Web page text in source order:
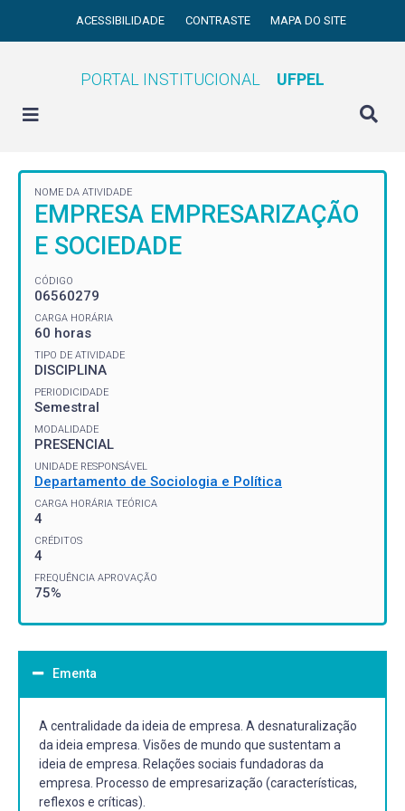
ACESSIBILIDADE CONTRASTE MAPA DO SITE
PORTAL INSTITUCIONAL UFPEL
NOME DA ATIVIDADE
EMPRESA EMPRESARIZAÇÃO
E SOCIEDADE
CÓDIGO
06560279
CARGA HORÁRIA
60 horas
TIPO DE ATIVIDADE
DISCIPLINA
PERIODICIDADE
Semestral
MODALIDADE
PRESENCIAL
UNIDADE RESPONSÁVEL
Departamento de Sociologia e Política
CARGA HORÁRIA TEÓRICA
4
CRÉDITOS
4
FREQUÊNCIA APROVAÇÃO
75%
Ementa
A centralidade da ideia de empresa. A desnaturalização
da ideia empresa. Visões de mundo que sustentam a
ideia de empresa. Relações sociais fundadoras da
empresa. Processo de empresarização (características,
reflexos e críticas).